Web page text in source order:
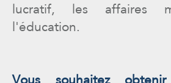
lucratif, les affaires
l'éducation.
Vous souhaitez